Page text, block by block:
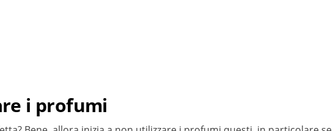
i profumi